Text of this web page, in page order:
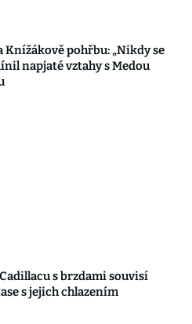
Knížákově pohřbu: „Nikdy se
napjaté vztahy s Medou
s brzdami souvisí
s jejich chlazením